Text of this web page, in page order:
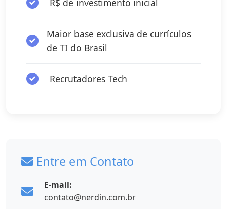
Maior base exclusiva de currículos
de TI do Brasil
Recrutadores Tech
Entre em Contato
E-mail:
contato@nerdin.com.br